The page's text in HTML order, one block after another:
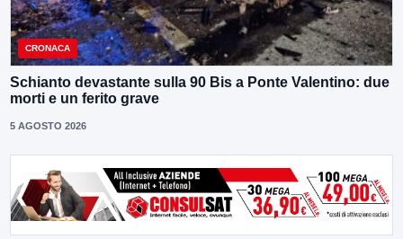
CRONACA
Schianto devastante sulla 90 Bis a Ponte Valentino: due
morti e un ferito grave
5 AGOSTO 2026